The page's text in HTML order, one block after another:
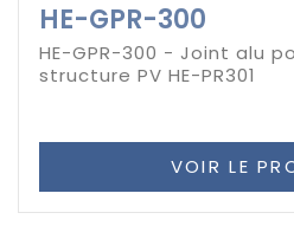
HE-GPR-300
HE-GPR-300 - Joint alu
structure PV HE-PR301
VOIR LE